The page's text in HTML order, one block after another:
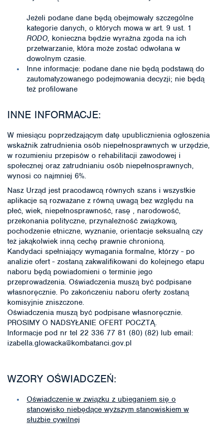
Jeżeli podane dane będą obejmowały szczególne
kategorie danych, o których mowa w art. 9 ust. 1
RODO, konieczna będzie wyraźna zgoda na ich
przetwarzanie, która może zostać odwołana w
dowolnym czasie.
Inne informacje: podane dane nie będą podstawą do
zautomatyzowanego podejmowania decyzji; nie będą
też profilowane
INNE INFORMACJE:
W miesiącu poprzedzającym datę upublicznienia ogłoszenia
wskaźnik zatrudnienia osób niepełnosprawnych w urzędzie,
w rozumieniu przepisów o rehabilitacji zawodowej i
społecznej oraz zatrudnianiu osób niepełnosprawnych,
wynosi co najmniej 6%.
Nasz Urząd jest pracodawcą równych szans i wszystkie
aplikacje są rozważane z równą uwagą bez względu na
płeć, wiek, niepełnosprawność, rasę , narodowość,
przekonania polityczne, przynależność związkową,
pochodzenie etniczne, wyznanie, orientacje seksualną czy
też jakąkolwiek inną cechę prawnie chronioną.
Kandydaci spełniający wymagania formalne, którzy - po
analizie ofert - zostaną zakwalifikowani do kolejnego etapu
naboru będą powiadomieni o terminie jego
przeprowadzenia. Oświadczenia muszą być podpisane
własnoręcznie. Po zakończeniu naboru oferty zostaną
komisyjnie zniszczone.
Oświadczenia muszą być podpisane własnoręcznie.
PROSIMY O NADSYŁANIE OFERT POCZTĄ.
Informacje pod nr tel 22 336 77 81 (80) (82) lub email:
izabella.glowacka@kombatanci.gov.pl
WZORY OŚWIADCZEŃ:
Oświadczenie w związku z ubieganiem się o
stanowisko niebędące wyższym stanowiskiem w
służbie cywilnej